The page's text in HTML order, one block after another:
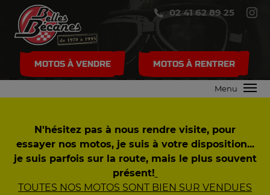
02 41 62 89 25
MOTOS À VENDRE MOTOS À RENTRER
Menu
N'hésitez pas à nous rendre visite, pour
essayer nos motos, je suis à votre disposition...
je suis parfois sur la route, mais le plus souvent
présent!
TOUTES NOS MOTOS SONT BIEN SUR VENDUES